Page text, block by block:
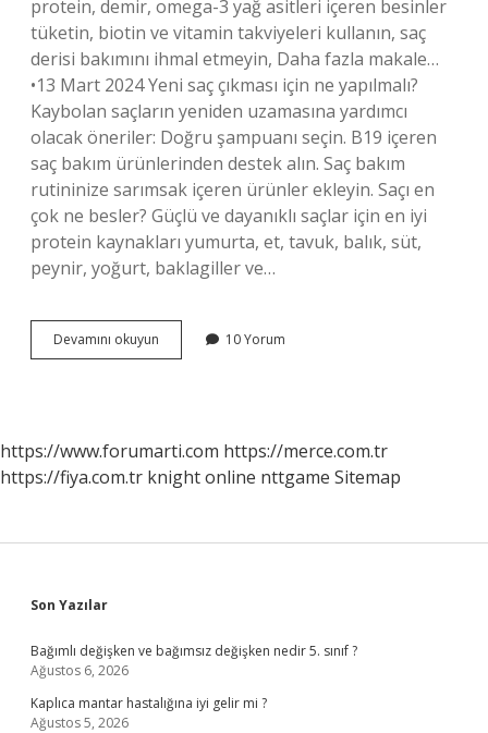
protein, demir, omega-3 yağ asitleri içeren besinler
tüketin, biotin ve vitamin takviyeleri kullanın, saç
derisi bakımını ihmal etmeyin, Daha fazla makale…
•13 Mart 2024 Yeni saç çıkması için ne yapılmalı?
Kaybolan saçların yeniden uzamasına yardımcı
olacak öneriler: Doğru şampuanı seçin. B19 içeren
saç bakım ürünlerinden destek alın. Saç bakım
rutininize sarımsak içeren ürünler ekleyin. Saçı en
çok ne besler? Güçlü ve dayanıklı saçlar için en iyi
protein kaynakları yumurta, et, tavuk, balık, süt,
peynir, yoğurt, baklagiller ve…
Devamını okuyun
Dökülmesine
Nedir
10 Yorum
https://www.forumarti.com https://merce.com.tr
https://fiya.com.tr knight online nttgame Sitemap
Sidebar
Son Yazılar
Bağımlı değişken ve bağımsız değişken nedir 5. sınıf ?
Ağustos 6, 2026
Kaplıca mantar hastalığına iyi gelir mi ?
Ağustos 5, 2026